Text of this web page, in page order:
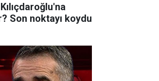
Son noktayı koydu